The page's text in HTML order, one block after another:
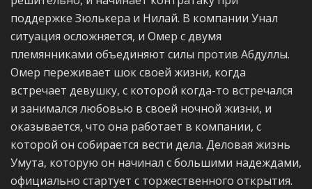
поддержке Зюлькера и Нилай. В компании Унал
ситуация осложняется, и Омер с двумя
племянниками объединяют силы против Абдуллы.
Омер переживает шок своей жизни, когда
встречает девушку, с которой когда-то встречался
и занимался любовью в своей ночной жизни, и
оказывается, что она работает в компании, с
которой он собирается вести дела. Деловая жизнь
Умута, которую он начинал с большими надеждами,
официально стартует с торжественного открытия.